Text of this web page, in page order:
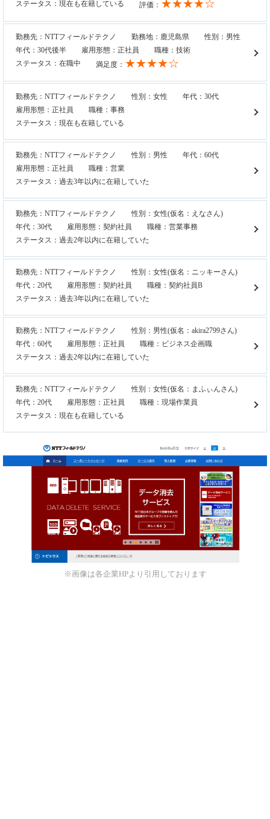
ステータス：現在も在籍している
評価： ★★★★☆
勤務先：NTTフィールドテクノ 勤務地：鹿児島県
性別：男性
年代：30代後半
雇用形態：正社員
職種：技術
ステータス：在職中
満足度： ★★★★☆
勤務先：NTTフィールドテクノ 性別：女性
年代：30代
雇用形態：正社員
職種：事務
ステータス：現在も在籍している
勤務先：NTTフィールドテクノ 性別：男性
年代：60代
雇用形態：正社員
職種：営業
ステータス：過去3年以内に在籍していた
勤務先：NTTフィールドテクノ
性別：女性(仮名：えなさん)
年代：30代
雇用形態：契約社員
職種：営業事務
ステータス：過去2年以内に在籍していた
勤務先：NTTフィールドテクノ
性別：女性(仮名：ニッキーさん)
年代：20代
雇用形態：契約社員
職種：契約社員B
ステータス：過去3年以内に在籍していた
勤務先：NTTフィールドテクノ
性別：男性(仮名：akira2799さん)
年代：60代
雇用形態：正社員
職種：ビジネス企画職
ステータス：過去2年以内に在籍していた
勤務先：NTTフィールドテクノ
性別：女性(仮名：まふぃんさん)
年代：20代
雇用形態：正社員
職種：現場作業員
ステータス：現在も在籍している
※画像は各企業HPより引用しております